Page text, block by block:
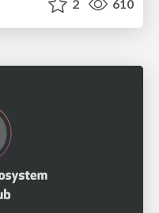
2 610